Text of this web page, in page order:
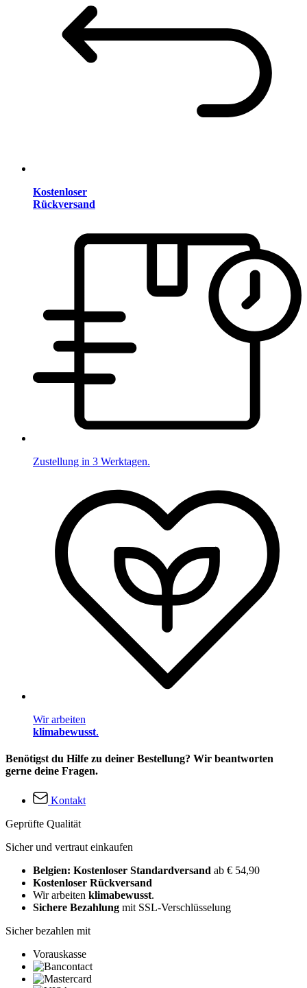
Kostenloser
Rückversand
Zustellung in 3 Werktagen.
Wir arbeiten
klimabewusst.
Benötigst du Hilfe zu deiner Bestellung? Wir beantworten
gerne deine Fragen.
Kontakt
Geprüfte Qualität
Sicher und vertraut einkaufen
Belgien: Kostenloser Standardversand ab € 54,90
Kostenloser Rückversand
Wir arbeiten klimabewusst.
Sichere Bezahlung mit SSL-Verschlüsselung
Sicher bezahlen mit
Vorauskasse